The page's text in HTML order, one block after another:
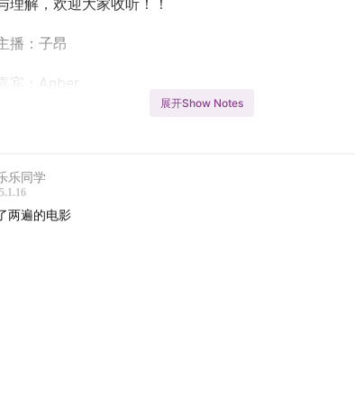
理解，欢迎大家收听！！
播：子昂
宾：Anber
昂豆瓣:cza2110453683
展开Show Notes
乐同学
两遍的电影